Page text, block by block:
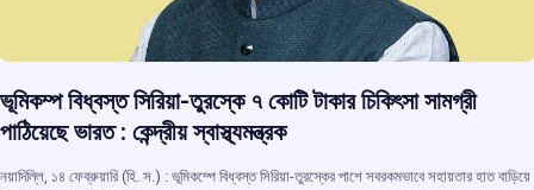
ভূমিকম্প বিধ্বস্ত সিরিয়া-তুরস্কে ৭ কোটি টাকার চিকিৎসা সামগ্রী
পাঠিয়েছে ভারত : কেন্দ্রীয় স্বাস্থ্যমন্ত্রক
নয়াদিল্লি, ১৪ ফেব্রুয়ারি (হি. স.) : ভূমিকম্পে বিধ্বস্ত সিরিয়া-তুরস্কের পাশে সবরকমভাবে সহায়তার হাত বাড়িয়ে